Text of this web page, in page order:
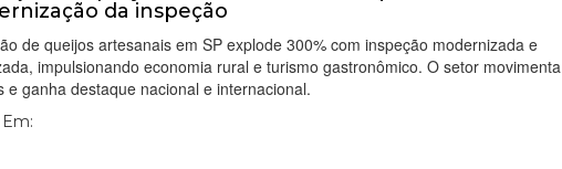
da inspeção
de queijos artesanais em SP explode 300% com inspeção modernizada e
impulsionando economia rural e turismo gastronômico. O setor movimenta
e ganha destaque nacional e internacional.
Em: